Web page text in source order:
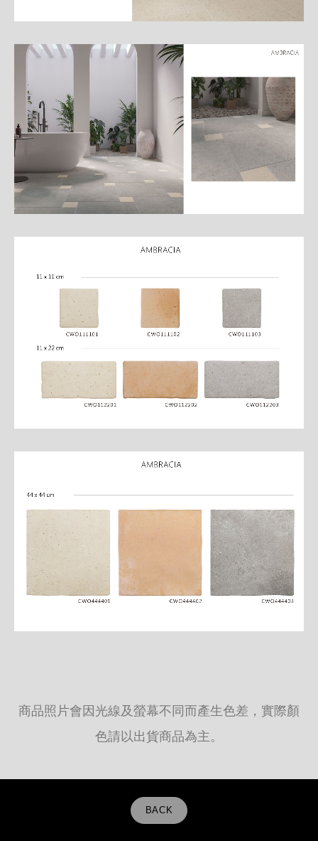
商品照片會因光線及螢幕不同而產生色差，實際顏
色請以出貨商品為主。
BACK